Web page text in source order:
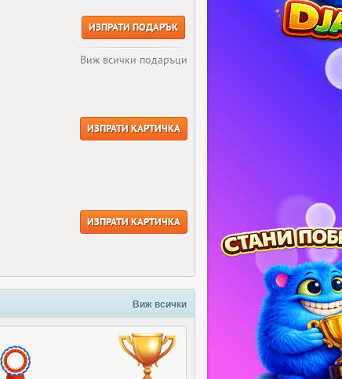
ИЗПРАТИ ПОДАРЪК
Виж всички подаръци
ИЗПРАТИ КАРТИЧКА
ИЗПРАТИ КАРТИЧКА
Виж всички